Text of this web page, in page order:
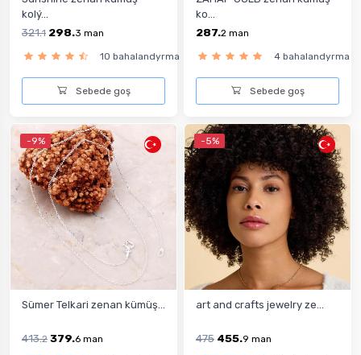
kolý...
321.1 298.3 man
10 bahalandyrma
Sebede goş
ko...
287.2 man
4 bahalandyrma
Sebede goş
-9%
Sümer Telkari zenan kümüş...
413.2 379.6 man
-5%
art and crafts jewelry ze...
475 455.9 man